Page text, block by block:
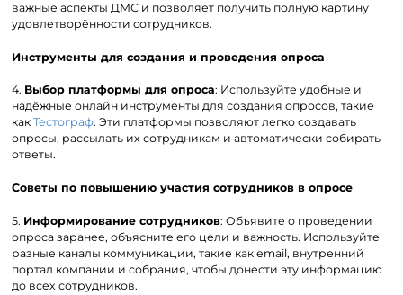
важные аспекты ДМС и позволяет получить полную картину
удовлетворённости сотрудников.
Инструменты для создания и проведения опроса
4. Выбор платформы для опроса: Используйте удобные и
надёжные онлайн инструменты для создания опросов, такие
какТестограф. Эти платформы позволяют легко создавать
опросы, рассылать их сотрудникам и автоматически собирать
ответы.
Советы по повышению участия сотрудников в опросе
5. Информирование сотрудников: Объявите о проведении
опроса заранее, объясните его цели и важность. Используйте
разные каналы коммуникации, такие как email, внутренний
портал компании и собрания, чтобы донести эту информацию
до всех сотрудников.